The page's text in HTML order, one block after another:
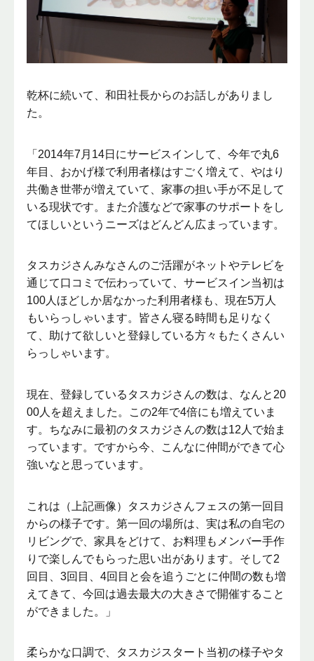
乾杯に続いて、和田社長からのお話しがありまし
た。
「2014年7月14日にサービスインして、今年で丸6
年目、おかげ様で利用者様はすごく増えて、やはり
共働き世帯が増えていて、家事の担い手が不足して
いる現状です。また介護などで家事のサポートをし
てほしいというニーズはどんどん広まっています。
タスカジさんみなさんのご活躍がネットやテレビを
通じて口コミで伝わっていて、サービスイン当初は
100人ほどしか居なかった利用者様も、現在5万人
もいらっしゃいます。皆さん寝る時間も足りなく
て、助けて欲しいと登録している方々もたくさんい
らっしゃいます。
現在、登録しているタスカジさんの数は、なんと20
00人を超えました。この2年で4倍にも増えていま
す。ちなみに最初のタスカジさんの数は12人で始ま
っています。ですから今、こんなに仲間ができて心
強いなと思っています。
これは（上記画像）タスカジさんフェスの第一回目
からの様子です。第一回の場所は、実は私の自宅の
リビングで、家具をどけて、お料理もメンバー手作
りで楽しんでもらった思い出があります。そして2
回目、3回目、4回目と会を追うごとに仲間の数も増
えてきて、今回は過去最大の大きさで開催すること
ができました。」
柔らかな口調で、タスカジスタート当初の様子やタ